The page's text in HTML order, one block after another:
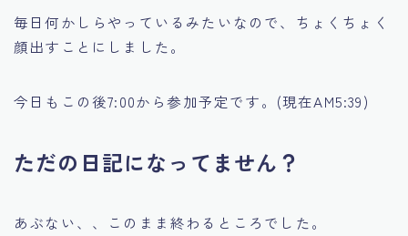
毎日何かしらやっているみたいなので、ちょくちょく
顔出すことにしました。
今日もこの後7:00から参加予定です。(現在AM5:39)
ただの日記になってません？
あぶない、、このまま終わるところでした。